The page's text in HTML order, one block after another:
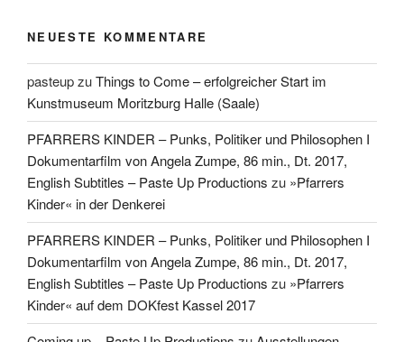
NEUESTE KOMMENTARE
pasteupzuThings to Come – erfolgreicher Start im
Kunstmuseum Moritzburg Halle (Saale)
PFARRERS KINDER – Punks, Politiker und Philosophen I
Dokumentarfilm von Angela Zumpe, 86 min., Dt. 2017,
English Subtitles – Paste Up Productions zu »Pfarrers
Kinder« in der Denkerei
PFARRERS KINDER – Punks, Politiker und Philosophen I
Dokumentarfilm von Angela Zumpe, 86 min., Dt. 2017,
English Subtitles – Paste Up Productions zu »Pfarrers
Kinder« auf dem DOKfest Kassel 2017